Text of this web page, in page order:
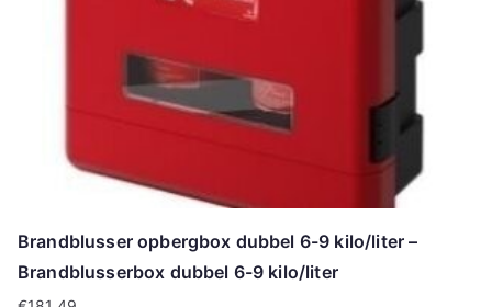
Brandblusser opbergbox dubbel 6-9 kilo/liter –
Brandblusserbox dubbel 6-9 kilo/liter